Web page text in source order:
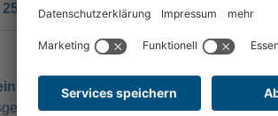
Jahre Garantie
(BHP) All Inclusive
für
Komplettlösung für die